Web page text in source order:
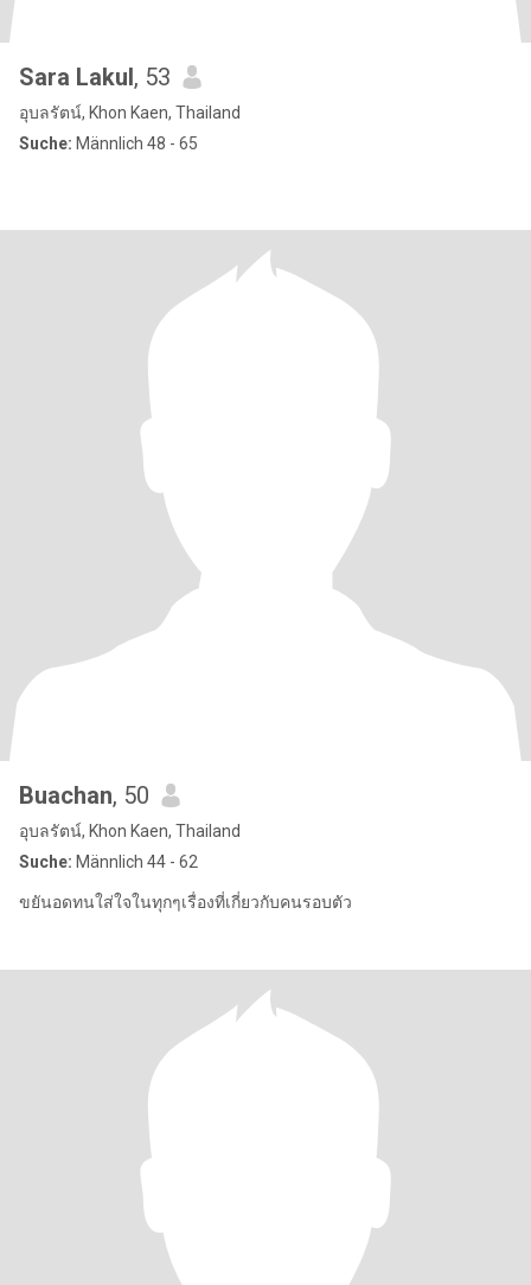
Sara Lakul, 53
อุบลรัตน์, Khon Kaen, Thailand
Suche: Männlich 48 - 65
Buachan, 50
อุบลรัตน์, Khon Kaen, Thailand
Suche: Männlich 44 - 62
ขยันอดทนใส่ใจในทุกๆเรื่องที่เกี่ยวกับคนรอบตัว